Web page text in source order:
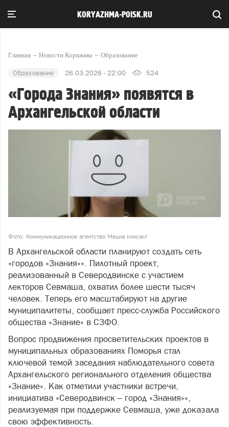
KORYAZHMA-POISK.RU
Главная Новости Коряжмы Образование
Образование 26.03.2026 - 22:00 524
«Города Знания» появятся в
Архангельской области
Фото: Коммуникационное агентство Медиа консалт
В Архангельской области планируют создать сеть
«городов «Знания»». Пилотный проект,
реализованный в Северодвинске с участием
лекторов Севмаша, охватил более шести тысяч
человек. Теперь его масштабируют на другие
муниципалитеты, сообщает пресс-служба Российского
общества «Знание» в СЗФО.
Вопрос продвижения просветительских проектов в
муниципальных образованиях Поморья стал
ключевой темой заседания наблюдательного совета
Архангельского регионального отделения общества
«Знание». Как отметили участники встречи,
инициатива «Северодвинск – город «Знания»»,
реализуемая при поддержке Севмаша, уже доказала
свою эффективность.